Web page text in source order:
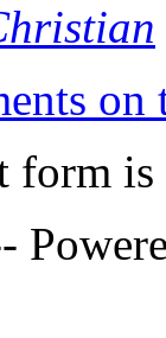
on
form